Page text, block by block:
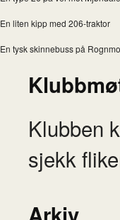
En liten kipp med 206-traktor
En tysk skinnebuss på Rognmo
Klubben
sjekk